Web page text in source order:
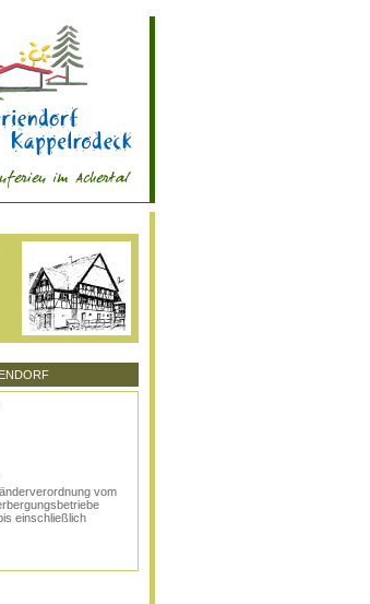
vom
einschließlich